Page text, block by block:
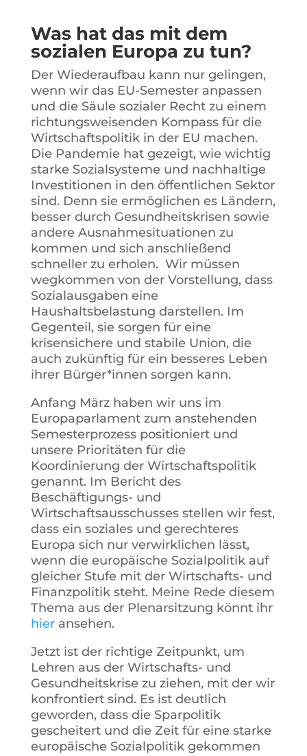
Was hat das mit dem
sozialen Europa zu tun?
Der Wiederaufbau kann nur gelingen,
wenn wir das EU-Semester anpassen
und die Säule sozialer Recht zu einem
richtungsweisenden Kompass für die
Wirtschaftspolitik in der EU machen.
Die Pandemie hat gezeigt, wie wichtig
starke Sozialsysteme und nachhaltige
Investitionen in den öffentlichen Sektor
sind. Denn sie ermöglichen es Ländern,
besser durch Gesundheitskrisen sowie
andere Ausnahmesituationen zu
kommen und sich anschließend
schneller zu erholen. Wir müssen
wegkommen von der Vorstellung, dass
Sozialausgaben eine
Haushaltsbelastung darstellen. Im
Gegenteil, sie sorgen für eine
krisensichere und stabile Union, die
auch zukünftig für ein besseres Leben
ihrer Bürger*innen sorgen kann.
Anfang März haben wir uns im
Europaparlament zum anstehenden
Semesterprozess positioniert und
unsere Prioritäten für die
Koordinierung der Wirtschaftspolitik
genannt. Im Bericht des
Beschäftigungs- und
Wirtschaftsausschusses stellen wir fest,
dass ein soziales und gerechteres
Europa sich nur verwirklichen lässt,
wenn die europäische Sozialpolitik auf
gleicher Stufe mit der Wirtschafts- und
Finanzpolitik steht. Meine Rede diesem
Thema aus der Plenarsitzung könnt ihr
hieransehen.
Jetzt ist der richtige Zeitpunkt, um
Lehren aus der Wirtschafts- und
Gesundheitskrise zu ziehen, mit der wir
konfrontiert sind. Es ist deutlich
geworden, dass die Sparpolitik
gescheitert und die Zeit für eine starke
europäische Sozialpolitik gekommen